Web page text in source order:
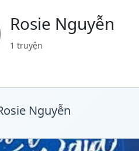
Rosie Nguyễn
1 truyện
Nguyễn